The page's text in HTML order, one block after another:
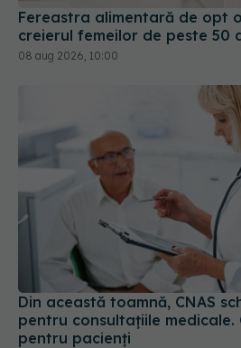
Fereastra alimentară de opt
creierul femeilor de peste 50
08 aug 2026, 10:00
Din această toamnă, CNAS
pentru consultațiile medicale.
pentru pacienți